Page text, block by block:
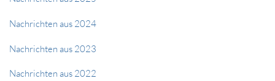
Nachrichten aus 2024
Nachrichten aus 2023
Nachrichten aus 2022